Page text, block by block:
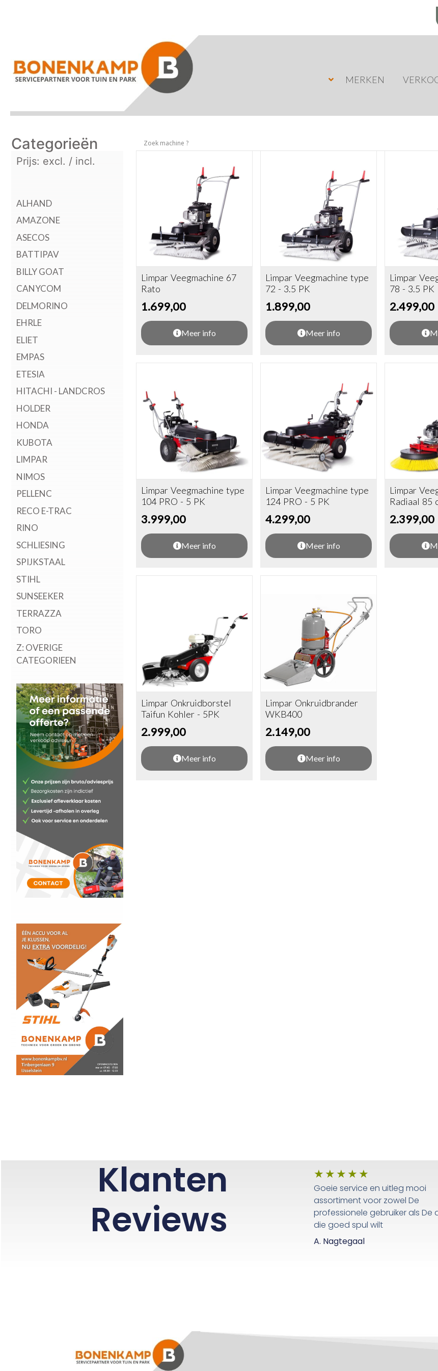
MERKEN
Categorieën
Prijs: excl. / incl.
ALHAND
AMAZONE
ASECOS
BATTIPAV
BILLY GOAT
CANYCOM
DELMORINO
EHRLE
ELIET
EMPAS
ETESIA
HITACHI - LANDCROS
HOLDER
HONDA
KUBOTA
LIMPAR
NIMOS
PELLENC
RECO E-TRAC
RINO
SCHLIESING
SPIJKSTAAL
STIHL
SUNSEEKER
TERRAZZA
TORO
Z: OVERIGE
CATEGORIEEN
Limpar Veegmachine 67
Rato
1.699,00
Meer info
Limpar Veegmachine type
72 - 3.5 PK
1.899,00
Meer info
Limpar
78 - 3.5 PK
2.499,00
Limpar Veegmachine type
104 PRO - 5 PK
3.999,00
Meer info
Limpar Veegmachine type
124 PRO - 5 PK
4.299,00
Meer info
Limpar
Radiaal 85
2.399,00
Limpar Onkruidborstel
Taifun Kohler - 5PK
2.999,00
Meer info
Limpar Onkruidbrander
WKB400
2.149,00
Meer info
Klanten
Reviews
★ ★ ★ ★ ★
Goeie service en uitleg mooi
assortiment voor zowel De
professionele gebruiker als De
die goed spul wilt
A. Nagtegaal